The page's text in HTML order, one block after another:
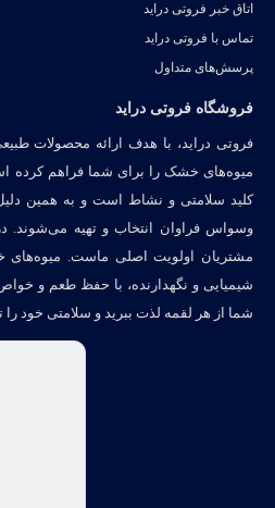
اتاق خبر فروتی دراید
تماس با فروتی دراید
پرسش‌های متداول
فروشگاه فروتی دراید
فروتی دراید، با هدف ارائه محصولات
میوه‌های خشک را برای شما فراهم کرده
کلید سلامتی و نشاط است و به همین
وسواس فراوان انتخاب و تهیه می‌شوند.
مشتریان اولویت اصلی ماست. میوه‌های
شیمیایی و نگهدارنده، با حفظ طعم و
شما از هر لقمه لذت ببرید و سلامتی خود را